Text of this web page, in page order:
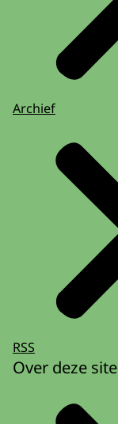
Archief
RSS
Over deze site